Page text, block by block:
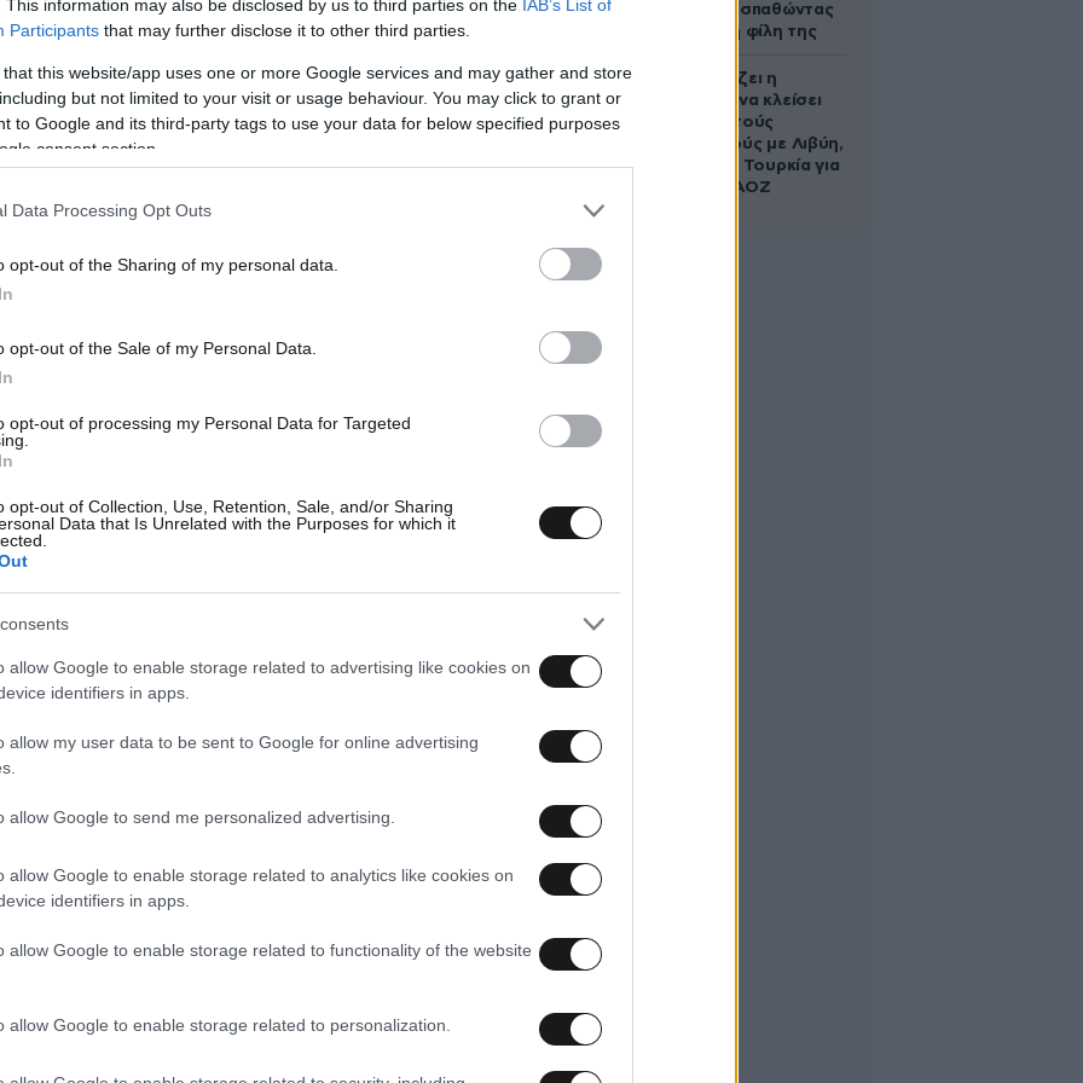
This information may also be disclosed by us to third parties on the IAB’s List of
Participants that may further disclose it to other third parties.
that this website/app uses one or more Google services and may gather and store
but not limited to your visit or usage behaviour. You may click to grant or
to Google and its third-party tags to use your data for below specified purposes
consent section.
Data Processing Opt Outs
opt-out of the Sharing of my personal data.
opt-out of the Sale of my Personal Data.
opt-out of processing my Personal Data for Targeted
opt-out of Collection, Use, Retention, Sale, and/or Sharing
Data that Is Unrelated with the Purposes for which it
allow Google to enable storage related to advertising like cookies on
identifiers in apps.
allow my user data to be sent to Google for online advertising
allow Google to send me personalized advertising.
allow Google to enable storage related to analytics like cookies on
identifiers in apps.
allow Google to enable storage related to functionality of the website
allow Google to enable storage related to personalization.
Σχολείων Δεύτερης Ευκαιρίας και ποια
αποτελούν δημόσιες εκπαιδευτικές δομές
που επιθυμούν να ολοκληρώσουν την
για σχολεία που η φοίτηση
Γυμνάσιο και απευθύνονται σε ευάλωτες
του αναλφαβητισμού στον συνολικό
πρόγραμμα σπουδών είναι προσαρμοσμένο
ενηλίκων και για τον λόγο αυτό η φοίτηση
οδηγεί στην απόκτηση απολυτήριου
μπορεί να εγγραφεί σε Λύκειο ή σε μια άλλη
ή να ενταχθεί στην αγορά εργασίας με
στις φυλακές, οφείλουμε να
των κρατουμένων είναι πολύ
επίπεδο του συνολικού πληθυσμού. Για
υπάρχουν μόνο ΣΔΕ.
Κατάστημα Κορυδαλλου Ι (ανδρική φυλακή)
19ο Δημοτικό Σχολείο Κορυδαλλού, το
Κορυδαλλού με τέσσερις ειδικότητες.
να ικανοποιηθούν οι εκπαιδευτικές ανάγκες
πνίγηκε προσπαθώντας
να σώσει τη φίλη της
Πώς σχεδιάζει η
κυβέρνηση να κλείσει
τους ανοιχτούς
λογαριασμούς με Λιβύη,
Αλβανία και Τουρκία για
τη χάραξη ΑΟΖ